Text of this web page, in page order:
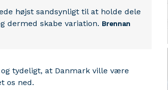
højst sandsynligt til at holde dele
dermed skabe variation. Brennan
tydeligt, at Danmark ville være
os ned.